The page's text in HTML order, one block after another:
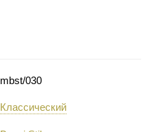
mbst/030
Классический